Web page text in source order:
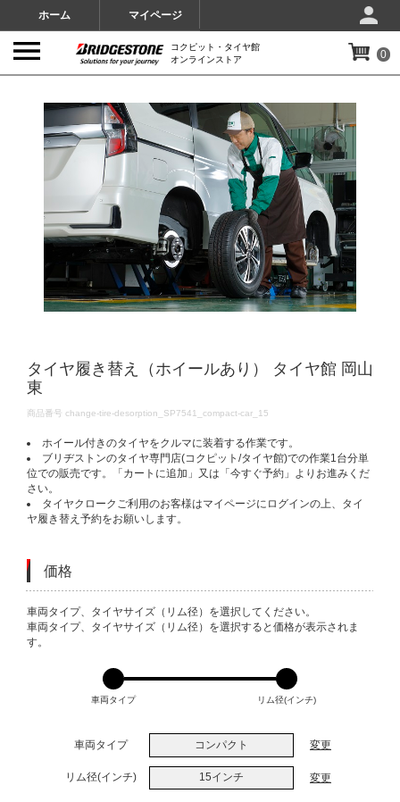
ホーム マイページ
コクピット・タイヤ館
オンラインストア
0
タイヤ履き替え（ホイールあり） タイヤ館 岡山
東
DETAILS
商品番号 change-tire-desorption_SP7541_compact-car_15
ホイール付きのタイヤをクルマに装着する作業です。
ブリヂストンのタイヤ専門店(コクピット/タイヤ館)での作業1台分単
位での販売です。「カートに追加」又は「今すぐ予約」よりお進みくだ
さい。
タイヤクロークご利用のお客様はマイページにログインの上、タイ
ヤ履き替え予約をお願いします。
価格
VARIATIONS
車両タイプ、タイヤサイズ（リム径）を選択してください。
車両タイプ、タイヤサイズ（リム径）を選択すると価格が表示されま
す。
車両タイプ リム径(インチ)
車両タイプ コンパクト 変更
リム径(インチ) 15インチ 変更